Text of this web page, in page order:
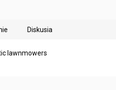
Diskusia
lawnmowers